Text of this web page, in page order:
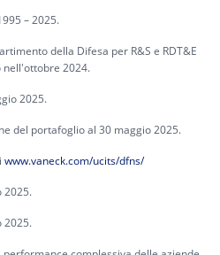
– 2025.
della Difesa per R&S e RDT&E
nell'ottobre 2024.
2025.
del portafoglio al 30 maggio 2025.
www.vaneck.com/ucits/dfns/
2025.
2025.